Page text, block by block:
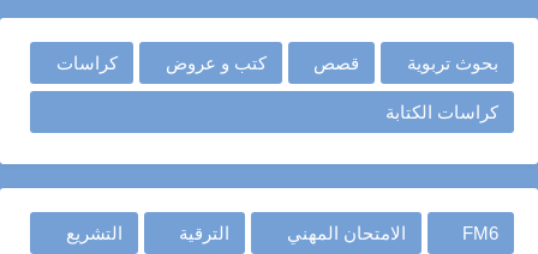
بحوث تربوية قصص كتب و عروض كراسات
كراسات الكتابة
FM6 الامتحان المهني الترقية التشريع